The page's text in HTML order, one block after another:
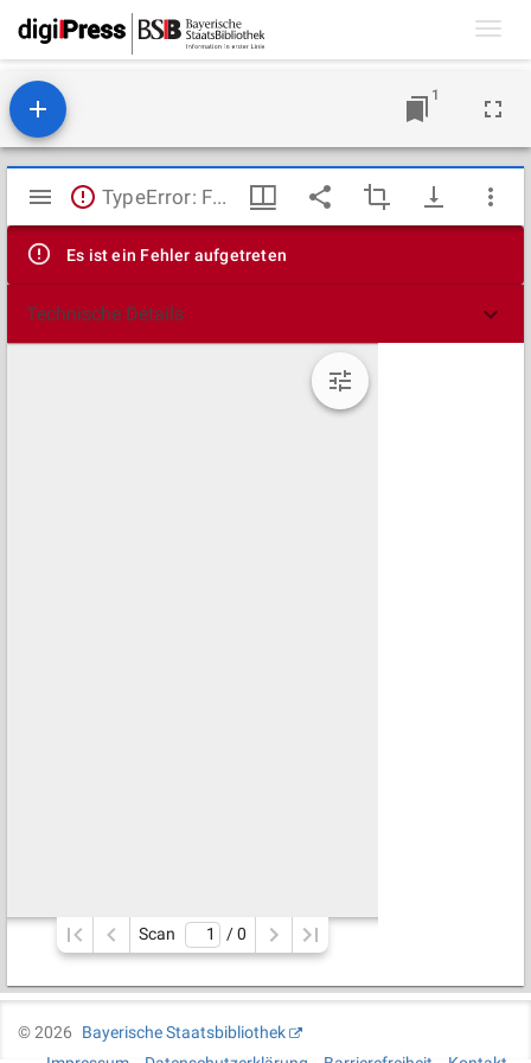
1
Mirador
Viewer
TypeError: Failed to fetch
Es ist ein Fehler aufgetreten
Technische Details
Scan / 0
©2026
Bayerische Staatsbibliothek